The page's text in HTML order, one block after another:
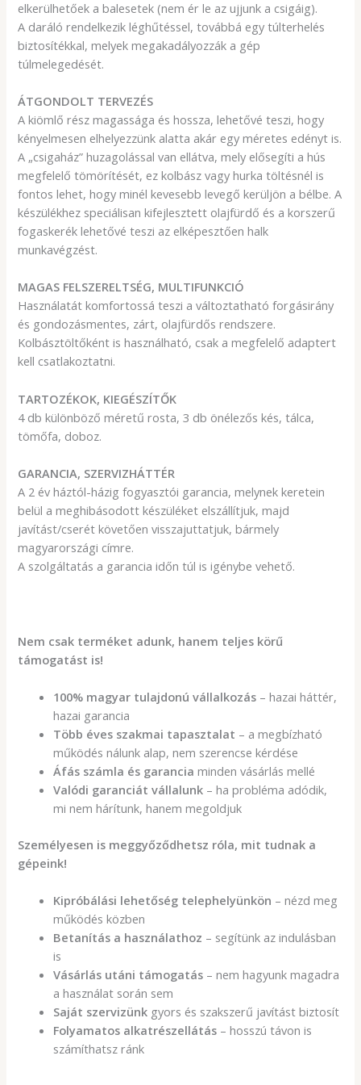
elkerülhetőek a balesetek (nem ér le az ujjunk a csigáig).
A daráló rendelkezik léghűtéssel, továbbá egy túlterhelés
biztosítékkal, melyek megakadályozzák a gép
túlmelegedését.
ÁTGONDOLT TERVEZÉS
A kiömlő rész magassága és hossza, lehetővé teszi, hogy
kényelmesen elhelyezzünk alatta akár egy méretes edényt is.
A „csigaház” huzagolással van ellátva, mely elősegíti a hús
megfelelő tömörítését, ez kolbász vagy hurka töltésnél is
fontos lehet, hogy minél kevesebb levegő kerüljön a bélbe. A
készülékhez speciálisan kifejlesztett olajfürdő és a korszerű
fogaskerék lehetővé teszi az elképesztően halk
munkavégzést.
MAGAS FELSZERELTSÉG, MULTIFUNKCIÓ
Használatát komfortossá teszi a változtatható forgásirány
és gondozásmentes, zárt, olajfürdős rendszere.
Kolbásztöltőként is használható, csak a megfelelő adaptert
kell csatlakoztatni.
TARTOZÉKOK, KIEGÉSZÍTŐK
4 db különböző méretű rosta, 3 db önélezős kés, tálca,
tömőfa, doboz.
GARANCIA, SZERVIZHÁTTÉR
A 2 év háztól-házig fogyasztói garancia, melynek keretein
belül a meghibásodott készüléket elszállítjuk, majd
javítást/cserét követően visszajuttatjuk, bármely
magyarországi címre.
A szolgáltatás a garancia időn túl is igénybe vehető.
Nem csak terméket adunk, hanem teljes körű
támogatást is!
100% magyar tulajdonú vállalkozás – hazai háttér,
hazai garancia
Több éves szakmai tapasztalat – a megbízható
működés nálunk alap, nem szerencse kérdése
Áfás számla és garancia minden vásárlás mellé
Valódi garanciát vállalunk – ha probléma adódik,
mi nem hárítunk, hanem megoldjuk
Személyesen is meggyőződhetsz róla, mit tudnak a
gépeink!
Kipróbálási lehetőség telephelyünkön – nézd meg
működés közben
Betanítás a használathoz – segítünk az indulásban
is
Vásárlás utáni támogatás – nem hagyunk magadra
a használat során sem
Saját szervizünk gyors és szakszerű javítást biztosít
Folyamatos alkatrészellátás – hosszú távon is
számíthatsz ránk